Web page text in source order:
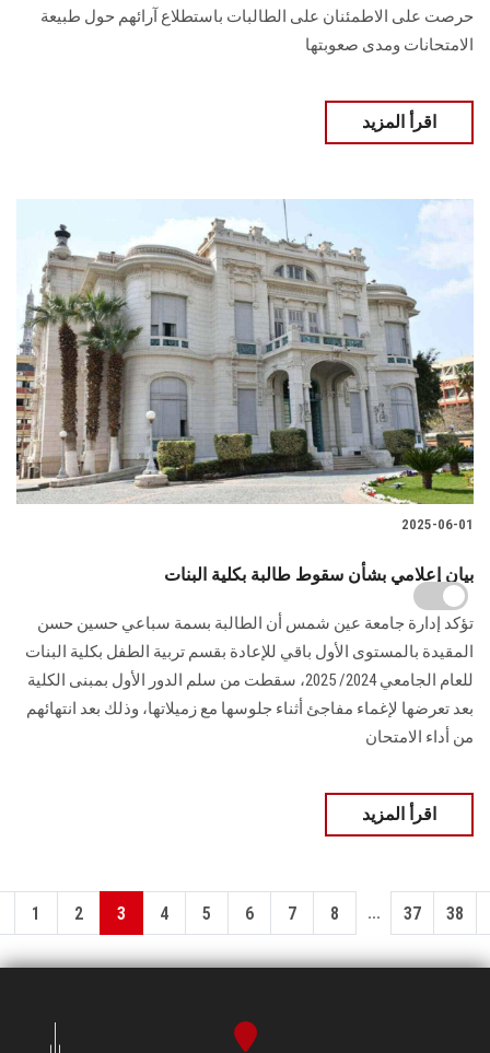
حرصت على الاطمئنان على الطالبات باستطلاع آرائهم حول طبيعة
الامتحانات ومدى صعوبتها
اقرأ المزيد
2025-06-01
بيان إعلامي بشأن سقوط طالبة بكلية البنات
تؤكد إدارة جامعة عين شمس أن الطالبة بسمة سباعي حسين حسن
المقيدة بالمستوى الأول باقي للإعادة بقسم تربية الطفل بكلية البنات
للعام الجامعي 2024/ 2025، سقطت من سلم الدور الأول بمبنى الكلية
بعد تعرضها لإغماء مفاجئ أثناء جلوسها مع زميلاتها، وذلك بعد انتهائهم
من أداء الامتحان
اقرأ المزيد
1 2 3 4 5 6 7 8 ... 37 38